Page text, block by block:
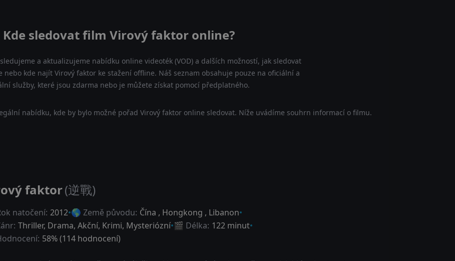
Kde sledovat film Virový faktor online?
a aktualizujeme nabídku online videoték (VOD) a dalších možností, jak sledovat
nebo kde najít Virový faktor ke stažení offline. Náš seznam obsahuje pouze na oficiální a
služby, které jsou zdarma nebo je můžete získat pomocí předplatného.
nabídku, kde by bylo možné pořad Virový faktor online sledovat. Níže uvádíme souhrn informací o filmu.
faktor(逆戰)
natočení: 2012 🌎 Země původu: Čína , Hongkong , Libanon
Thriller, Drama, Akční, Krimi, Mysteriózní 🎬 Délka: 122 minut
58% (114 hodnocení)